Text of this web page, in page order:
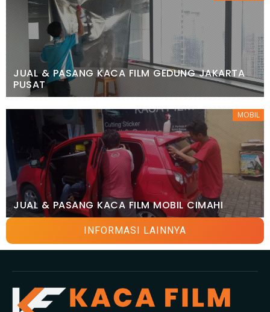
JUAL & PASANG KACA FILM GEDUNG JAKARTA
PUSAT
MOBIL
JUAL & PASANG KACA FILM MOBIL CIMAHI
INFORMASI LAINNYA